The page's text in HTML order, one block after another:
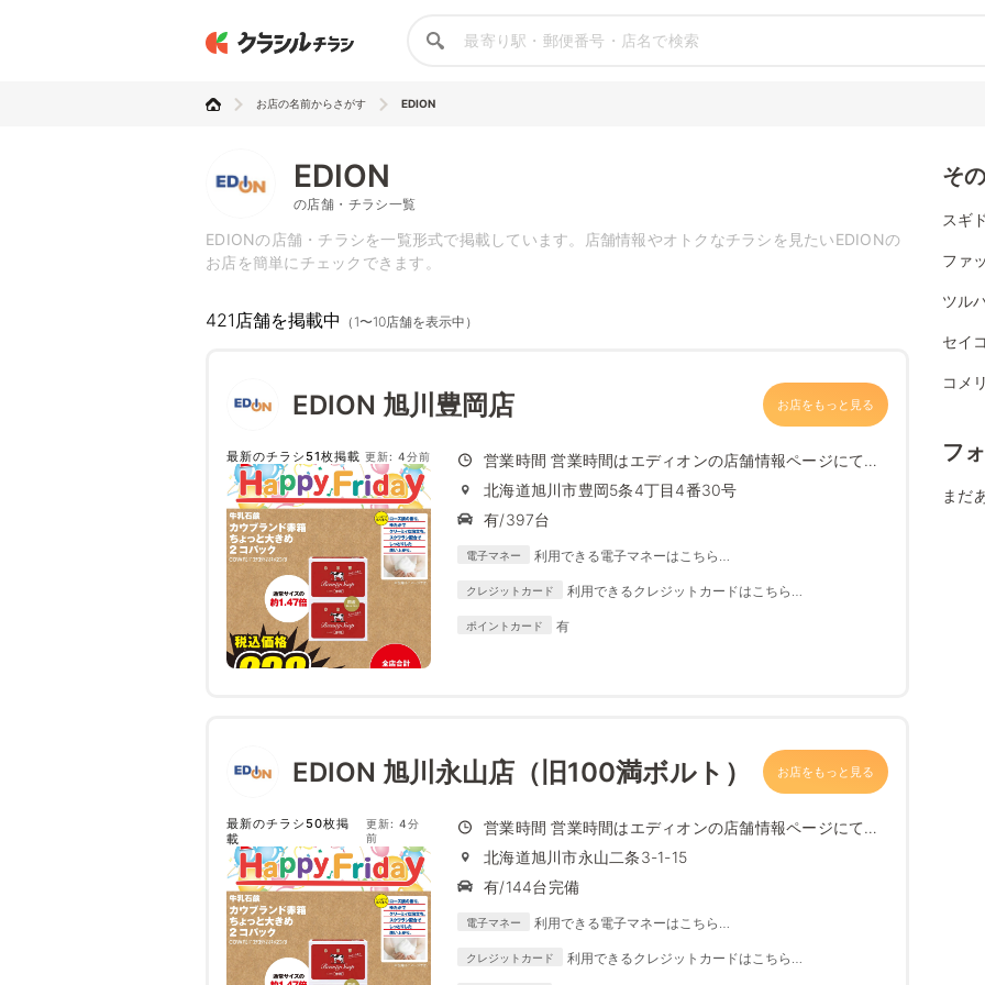
お店の名前からさがす EDION
EDION
の店舗・チラシ一覧
EDIONの店舗・チラシを一覧形式で掲載しています。店舗情報やオトクなチラシを見たいEDIONの
お店を簡単にチェックできます。
421店舗を掲載中 （1〜10店舗を表示中）
EDION 旭川豊岡店 お店をもっと見る
最新のチラシ51枚掲載 更新: 4分前
営業時間 営業時間はエディオンの店舗情報ページにて最
新情報をご確...
北海道旭川市豊岡5条4丁目4番30号
有/397台
電子マネー
利用できる電子マネーはこちら
/content05/index.html
クレジットカード
利用できるクレジットカードはこちら
ポイントカード 有
EDION 旭川永山店（旧100満ボルト） お店をもっと見る
最新のチラシ50枚掲
載
更新: 4分
前
営業時間 営業時間はエディオンの店舗情報ページにて最
新情報をご確...
北海道旭川市永山二条3-1-15
有/144台完備
電子マネー
利用できる電子マネーはこちら
/content05/index.html
クレジットカード
利用できるクレジットカードはこちら
そ
スギ
ファ
ツル
セイ
コメ
フ
まだ